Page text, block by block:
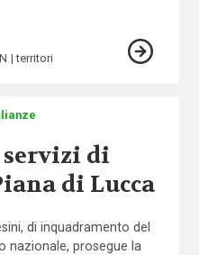
territori
di
di Lucca
di inquadramento del
nazionale, prosegue la